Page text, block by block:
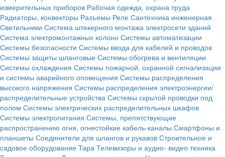
измерительных приборов Рабочая одежда, охрана труда
Радиаторы, конвекторы Разъемы Реле Сантехника инженерная
Светильники Система штекерного монтажа электросети зданий
Система электромонтажных колонн Системы автоматизации
Системы безопасности Системы ввода для кабелей и проводов
Системы защиты шланговые Системы обогрева и вентиляции
Системы охлаждения Системы пожарной, охранной сигнализации
и системы аварийного оповещения Системы распределения
высокого напряжения Системы распределения электроэнергии/
распределительные устройства Системы скрытой проводки под
полом Системы электрических распределительных шкафов
Системы электропитания Системы, препятствующие
распространению огня, огнестойкие кабель-каналы Смартфоны и
планшеты Соединители для шлангов и рукавов Строительное и
садовое оборудование Тара Телевизоры и аудио- видео техника